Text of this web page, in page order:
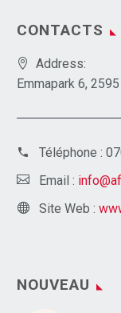
CONTACTS
Address:
Emmapark 6,
Téléphone :
Email :
Site Web :
NOUVEAU